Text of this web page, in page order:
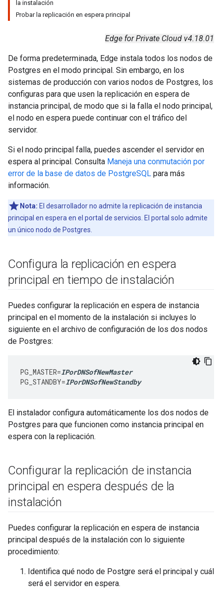
la instalación
Probar la replicación en espera principal
Edge for Private Cloud v4.18.01
De forma predeterminada, Edge instala todos los nodos de
Postgres en el modo principal. Sin embargo, en los
sistemas de producción con varios nodos de Postgres, los
configuras para que usen la replicación en espera de
instancia principal, de modo que si la falla el nodo principal,
el nodo en espera puede continuar con el tráfico del
servidor.
Si el nodo principal falla, puedes ascender el servidor en
espera al principal. Consulta Maneja una conmutación por
error de la base de datos de PostgreSQL para más
información.
Nota: El desarrollador no admite la replicación de instancia
principal en espera en el portal de servicios. El portal solo admite
un único nodo de Postgres.
Configura la replicación en espera
principal en tiempo de instalación
Puedes configurar la replicación en espera de instancia
principal en el momento de la instalación si incluyes lo
siguiente en el archivo de configuración de los dos nodos
de Postgres:
PG_MASTER=IPorDNSofNewMaster
PG_STANDBY=IPorDNSofNewStandby
El instalador configura automáticamente los dos nodos de
Postgres para que funcionen como instancia principal en
espera con la replicación.
Configurar la replicación de instancia
principal en espera después de la
instalación
Puedes configurar la replicación en espera de instancia
principal después de la instalación con lo siguiente
procedimiento:
Identifica qué nodo de Postgre será el principal y cuál
será el servidor en espera.